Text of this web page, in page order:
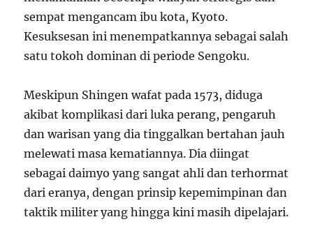
sempat mengancam ibu kota, Kyoto.
Kesuksesan ini menempatkannya sebagai salah
satu tokoh dominan di periode Sengoku.
Meskipun Shingen wafat pada 1573, diduga
akibat komplikasi dari luka perang, pengaruh
dan warisan yang dia tinggalkan bertahan jauh
melewati masa kematiannya. Dia diingat
sebagai daimyo yang sangat ahli dan terhormat
dari eranya, dengan prinsip kepemimpinan dan
taktik militer yang hingga kini masih dipelajari.